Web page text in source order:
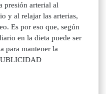
presión arterial al
y al relajar las arterias,
Es por eso que, según
en la dieta puede ser
para mantener la